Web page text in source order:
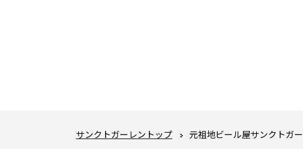
サンクトガーレントップ 元祖地ビール屋サンクトガ